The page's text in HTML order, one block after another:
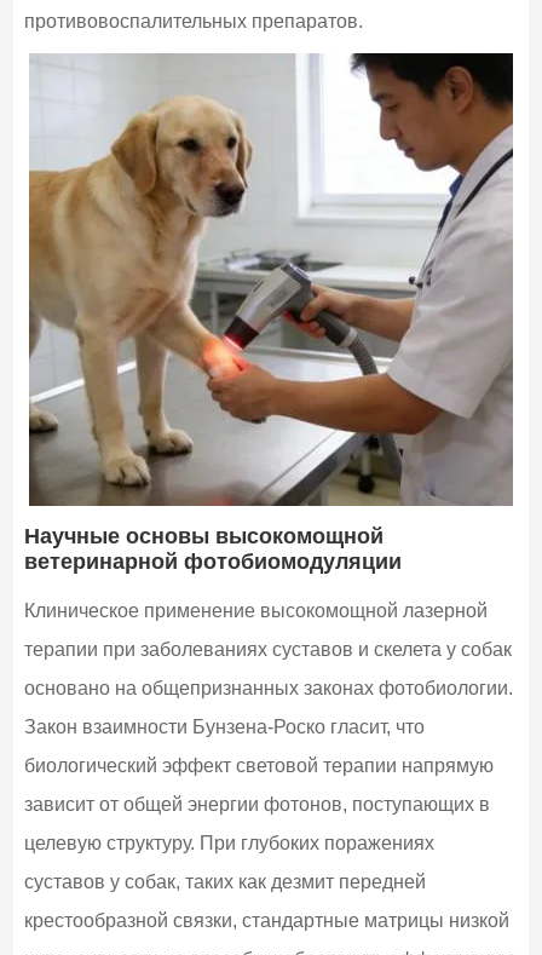
противовоспалительных препаратов.
Научные основы высокомощной
ветеринарной фотобиомодуляции
Клиническое применение высокомощной лазерной
терапии при заболеваниях суставов и скелета у собак
основано на общепризнанных законах фотобиологии.
Закон взаимности Бунзена-Роско гласит, что
биологический эффект световой терапии напрямую
зависит от общей энергии фотонов, поступающих в
целевую структуру. При глубоких поражениях
суставов у собак, таких как дезмит передней
крестообразной связки, стандартные матрицы низкой